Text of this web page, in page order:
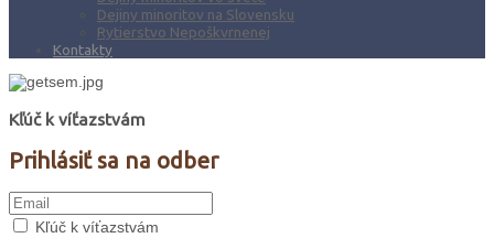
Dejiny minoritov na Slovensku
Rytierstvo Nepoškvrnenej
Kontakty
Kľúč k víťazstvám
Prihlásiť sa na odber
Kľúč k víťazstvám